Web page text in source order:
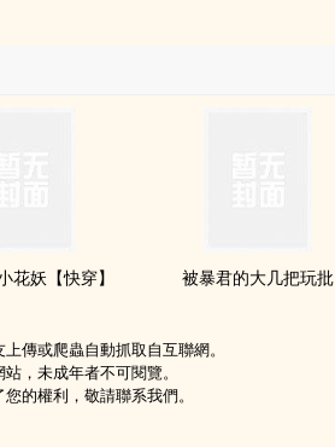
花妖【快穿】 被暴君的大几把玩批
傳或爬蟲自動抓取自互聯網。
，未成年者不可閱覽。
的權利，敬請聯系我們。